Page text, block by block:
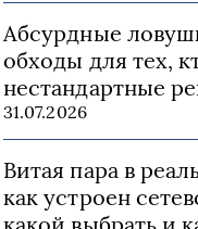
Абсурдные
обходы для тех,
нестандартные
31.07.2026
Витая пара в
как устроен